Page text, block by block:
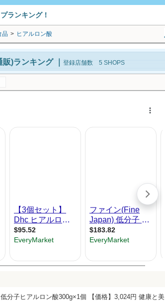
ランキング！
品 > ヒアルロン酸
)ランキング｜ 登録店舗数 5 SHOPS
分子ヒアルロン酸300g×1個 【価格】3,024円 健康と美